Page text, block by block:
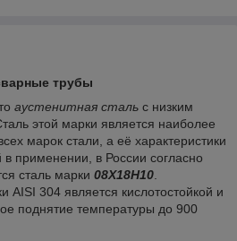
трубы
аустенитная сталь с низким
этой марки является наиболее
марок стали, а её характеристики
применении, в России согласно
сталь марки 08Х18Н10
304 является кислотостойкой и
поднятие температуры до 900